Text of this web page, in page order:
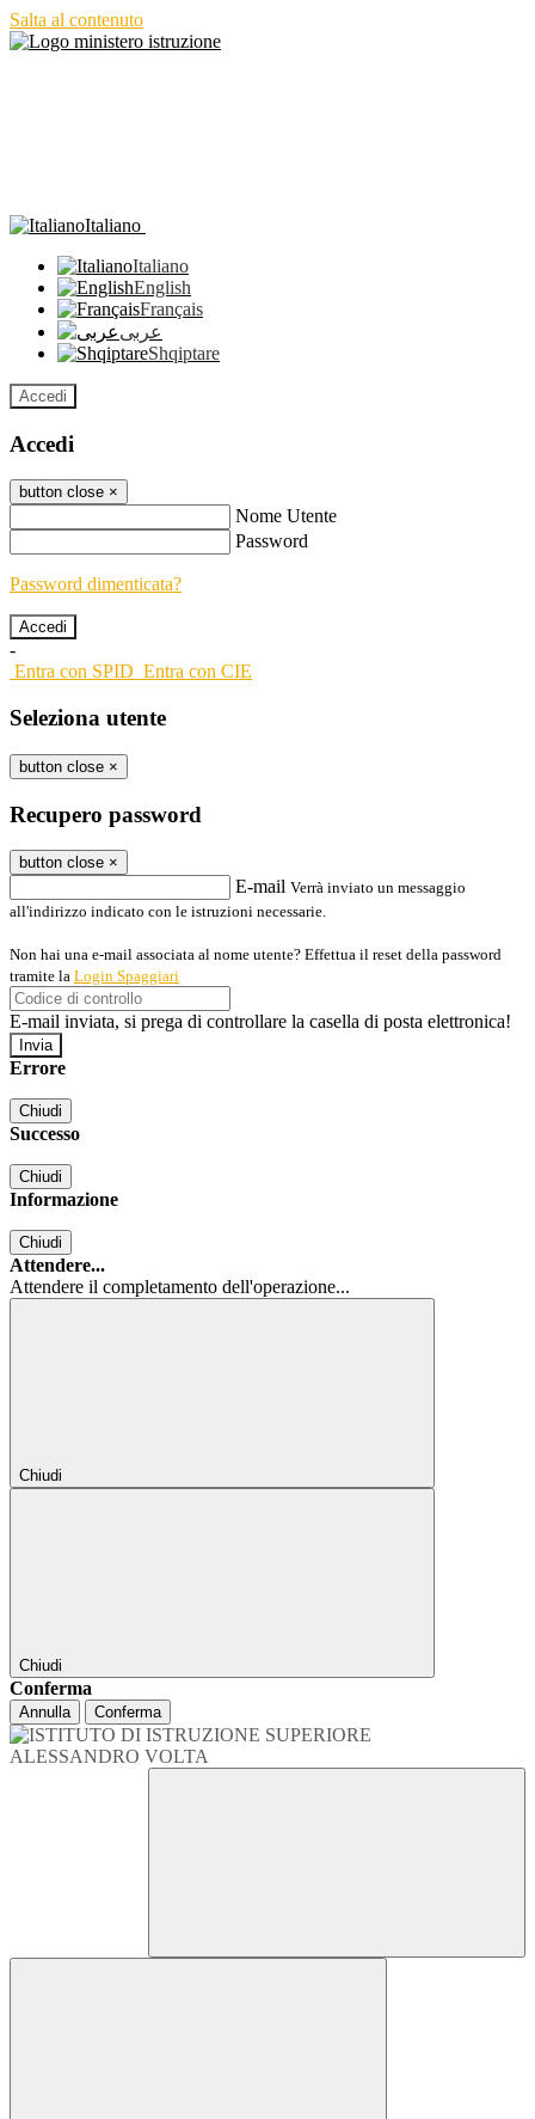
Salta al contenuto
Italiano
Italiano
English
Français
عربى
Shqiptare
Accedi
Accedi
button close ×
Nome Utente
Password
Password dimenticata?
-
Entra con SPID Entra con CIE
Seleziona utente
button close ×
Recupero password
button close ×
E-mail Verrà inviato un messaggio
all'indirizzo indicato con le istruzioni necessarie.
Non hai una e-mail associata al nome utente? Effettua il reset della password
tramite la Login Spaggiari
E-mail inviata, si prega di controllare la casella di posta elettronica!
Errore
Chiudi
Successo
Chiudi
Informazione
Chiudi
Attendere...
Attendere il completamento dell'operazione...
Chiudi
Chiudi
Conferma
Annulla Conferma